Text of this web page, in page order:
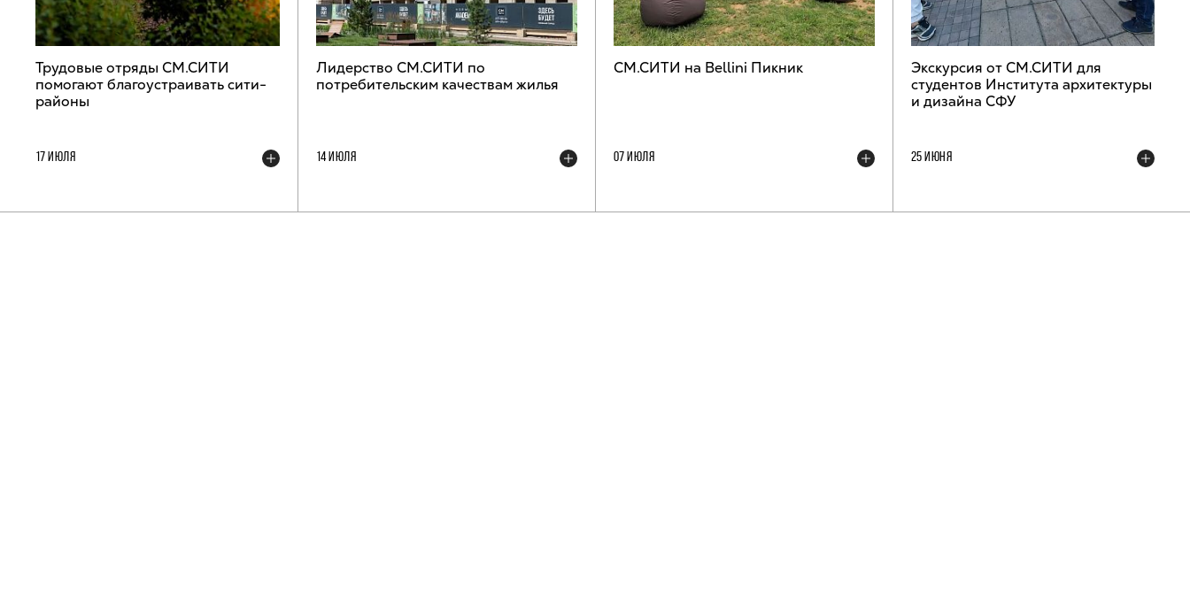
Трудовые отряды СМ.СИТИ
помогают благоустраивать сити-
районы
17 ИЮЛЯ
Лидерство СМ.СИТИ по
потребительским качествам жилья
14 ИЮЛЯ
СМ.СИТИ на Bellini Пикник
07 ИЮЛЯ
Экскурсия от СМ.СИТИ для
студентов Института архитектуры
и дизайна СФУ
25 ИЮНЯ